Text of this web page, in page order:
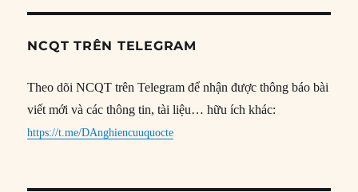
NCQT TRÊN TELEGRAM
Theo dõi NCQT trên Telegram để nhận được thông báo bài
viết mới và các thông tin, tài liệu… hữu ích khác:
https://t.me/DAnghiencuuquocte